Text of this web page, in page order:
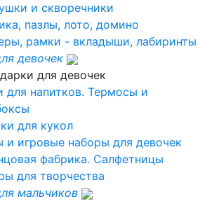
и скворечники
пазлы, лото, домино
рамки - вкладыши, лабиринты
девочек
для девочек
для напитков. Термосы и
для кукол
и игровые наборы для девочек
фабрика. Салфетницы
для творчества
мальчиков